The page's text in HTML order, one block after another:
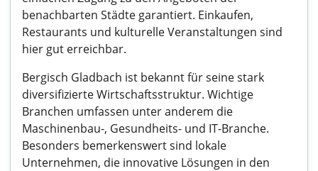
benachbarten Städte garantiert. Einkaufen,
Restaurants und kulturelle Veranstaltungen sind
hier gut erreichbar.
Bergisch Gladbach ist bekannt für seine stark
diversifizierte Wirtschaftsstruktur. Wichtige
Branchen umfassen unter anderem die
Maschinenbau-, Gesundheits- und IT-Branche.
Besonders bemerkenswert sind lokale
Unternehmen, die innovative Lösungen in den